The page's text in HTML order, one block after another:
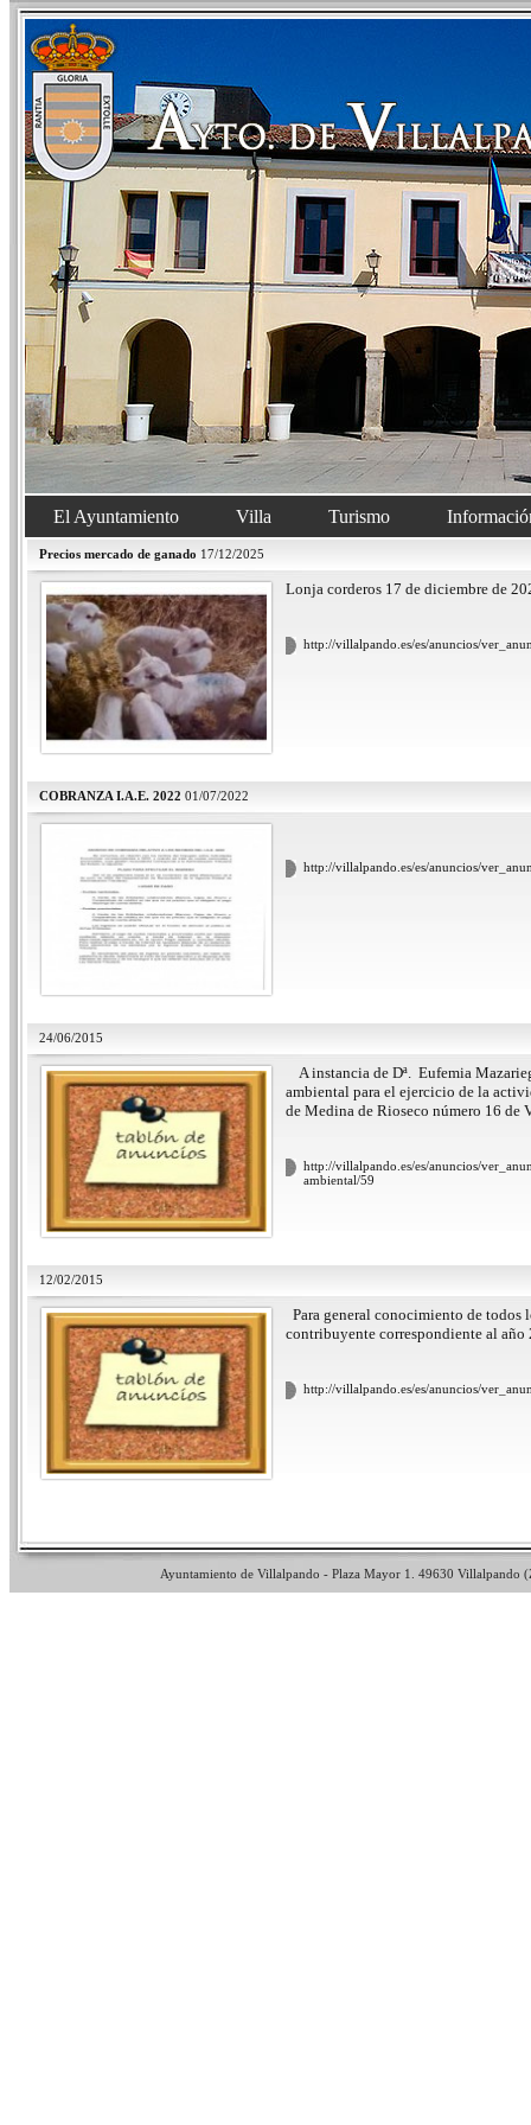
El Ayuntamiento Villa Turismo
Precios mercado de ganado 17/12/2025
Lonja corderos 17 de diciembre de
http://villalpando.es/es/anuncios/
COBRANZA I.A.E. 2022 01/07/2022
http://villalpando.es/es/anuncios/
24/06/2015
A instancia de Dª. Eufemia
ambiental para el ejercicio de la
de Medina de Rioseco número 16
http://villalpando.es/es/anuncios/
ambiental/59
12/02/2015
Para general conocimiento de todos
contribuyente correspondiente al
http://villalpando.es/es/anuncios/
Ayuntamiento de Villalpando - Plaza Mayor 1. 49630